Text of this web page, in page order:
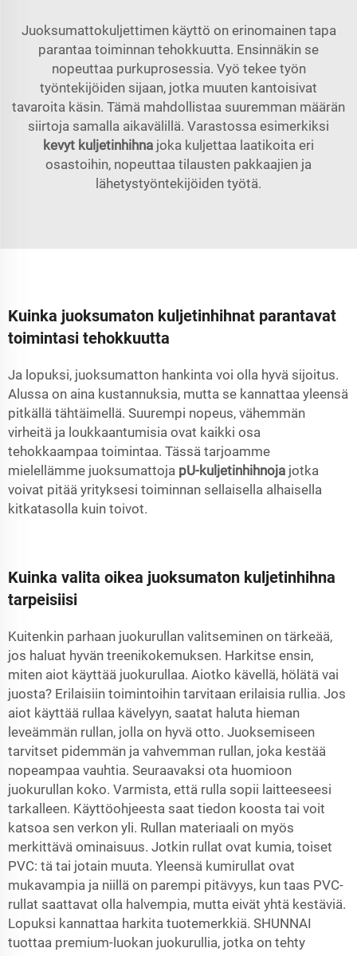
Juoksumattokuljettimen käyttö on erinomainen tapa
parantaa toiminnan tehokkuutta. Ensinnäkin se
nopeuttaa purkuprosessia. Vyö tekee työn
työntekijöiden sijaan, jotka muuten kantoisivat
tavaroita käsin. Tämä mahdollistaa suuremman määrän
siirtoja samalla aikavälillä. Varastossa esimerkiksi
kevyt kuljetinhihna joka kuljettaa laatikoita eri
osastoihin, nopeuttaa tilausten pakkaajien ja
lähetystyöntekijöiden työtä.
Kuinka juoksumaton kuljetinhihnat parantavat
toimintasi tehokkuutta
Ja lopuksi, juoksumatton hankinta voi olla hyvä sijoitus.
Alussa on aina kustannuksia, mutta se kannattaa yleensä
pitkällä tähtäimellä. Suurempi nopeus, vähemmän
virheitä ja loukkaantumisia ovat kaikki osa
tehokkaampaa toimintaa. Tässä tarjoamme
mielellämme juoksumattoja pU-kuljetinhihnoja jotka
voivat pitää yrityksesi toiminnan sellaisella alhaisella
kitkatasolla kuin toivot.
Kuinka valita oikea juoksumaton kuljetinhihna
tarpeisiisi
Kuitenkin parhaan juokurullan valitseminen on tärkeää,
jos haluat hyvän treenikokemuksen. Harkitse ensin,
miten aiot käyttää juokurullaa. Aiotko kävellä, hölätä vai
juosta? Erilaisiin toimintoihin tarvitaan erilaisia rullia. Jos
aiot käyttää rullaa kävelyyn, saatat haluta hieman
leveämmän rullan, jolla on hyvä otto. Juoksemiseen
tarvitset pidemmän ja vahvemman rullan, joka kestää
nopeampaa vauhtia. Seuraavaksi ota huomioon
juokurullan koko. Varmista, että rulla sopii laitteeseesi
tarkalleen. Käyttöohjeesta saat tiedon koosta tai voit
katsoa sen verkon yli. Rullan materiaali on myös
merkittävä ominaisuus. Jotkin rullat ovat kumia, toiset
PVC: tä tai jotain muuta. Yleensä kumirullat ovat
mukavampia ja niillä on parempi pitävyys, kun taas PVC-
rullat saattavat olla halvempia, mutta eivät yhtä kestäviä.
Lopuksi kannattaa harkita tuotemerkkiä. SHUNNAI
tuottaa premium-luokan juokurullia, jotka on tehty